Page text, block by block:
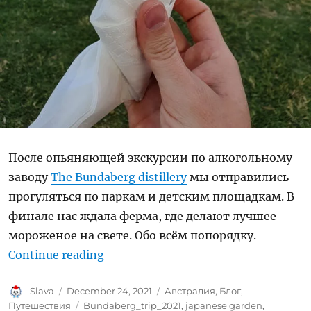
После опьяняющей экскурсии по алкогольному
заводуThe Bundaberg distilleryмы отправились
прогуляться по паркам и детским площадкам. В
финале нас ждала ферма, где делают лучшее
мороженое на свете. Обо всём попорядку.
Continue reading“Парки Бундаберга и мороженое
Author
Slava
Posted
on
December 24, 2021 Categories
Австралия, Блог,
Путешествия
Tags
Bundaberg_trip_2021, japanese garden,